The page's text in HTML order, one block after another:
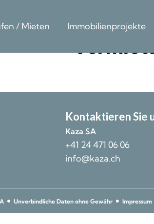
/ Mieten Immobilienprojekte
Kontaktieren Sie
Kaza SA
+41 24 471 06 06
info@kaza.ch
Unverbindliche Daten ohne Gewähr Impressum